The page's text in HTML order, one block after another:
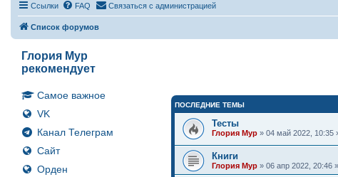
Ссылки FAQ Связаться с администрацией
Список форумов
Глория Мур
рекомендует
Самое важное
VK
Канал Телеграм
Сайт
Орден
ПОСЛЕДНИЕ ТЕМЫ
Тесты
Глория Мур » 04 май 2022,
Книги
Глория Мур » 06 апр 2022, 20:46